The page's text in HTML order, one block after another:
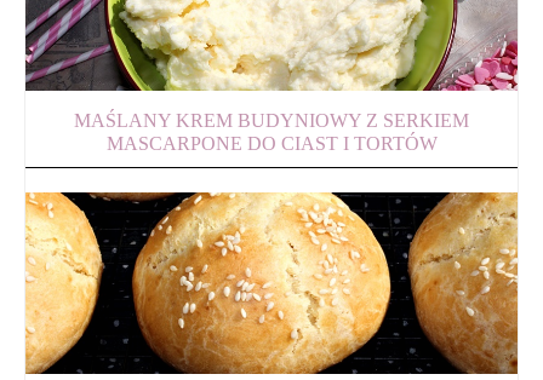
MAŚLANY KREM BUDYNIOWY Z SERKIEM
MASCARPONE DO CIAST I TORTÓW